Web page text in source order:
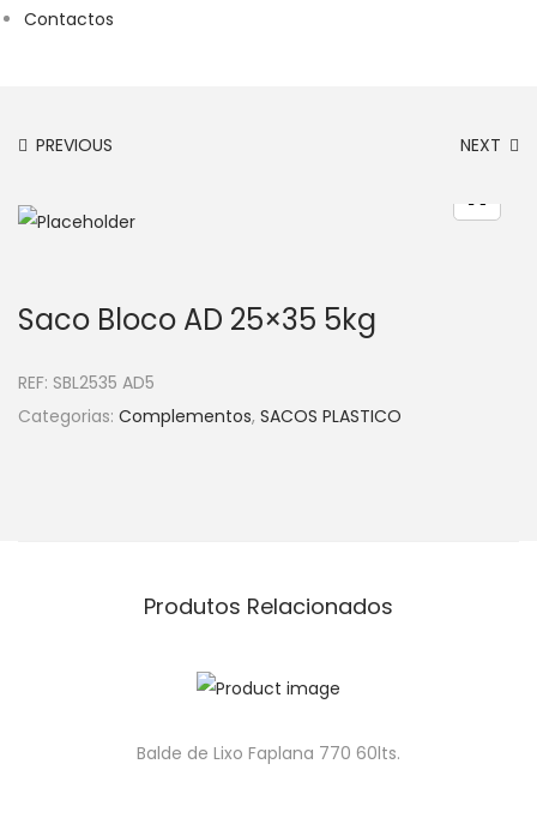
Contactos
PREVIOUS NEXT
Saco Bloco AD 25×35 5kg
REF: SBL2535 AD5
Categorias: Complementos, SACOS PLASTICO
Produtos Relacionados
Balde de Lixo Faplana 770 60lts.